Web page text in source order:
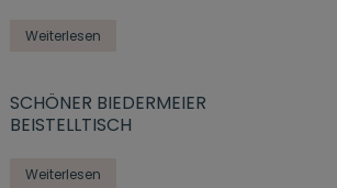
Weiterlesen
SCHÖNER BIEDERMEIER
BEISTELLTISCH
Weiterlesen